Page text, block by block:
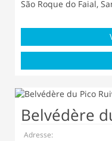
São Roque do Faial,
Belvédère
Adresse: